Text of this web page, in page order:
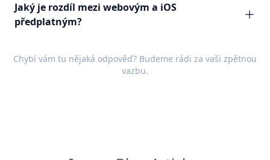
Jaký je rozdíl mezi webovým a iOS
předplatným?
Chybí vám tu nějaká odpověď? Budeme rádi za vaši zpětnou
vazbu.